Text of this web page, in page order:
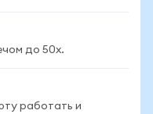
до 50x.
работать и